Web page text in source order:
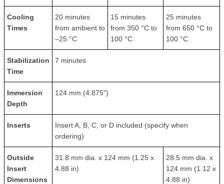
Cooling
Times
20 minutes
from ambient to
–25 °C
15 minutes
from 350 °C to
100 °C
25 minutes
from 650 °C to
100 °C
Stabilization
Time
7 minutes
Immersion
Depth
124 mm (4.875")
Inserts
Insert A, B, C, or D included (specify when
ordering)
Outside
Insert
Dimensions
31.8 mm dia. x 124 mm (1.25 x
4.88 in)
28.5 mm dia. x
124 mm (1.12 x
4.88 in)